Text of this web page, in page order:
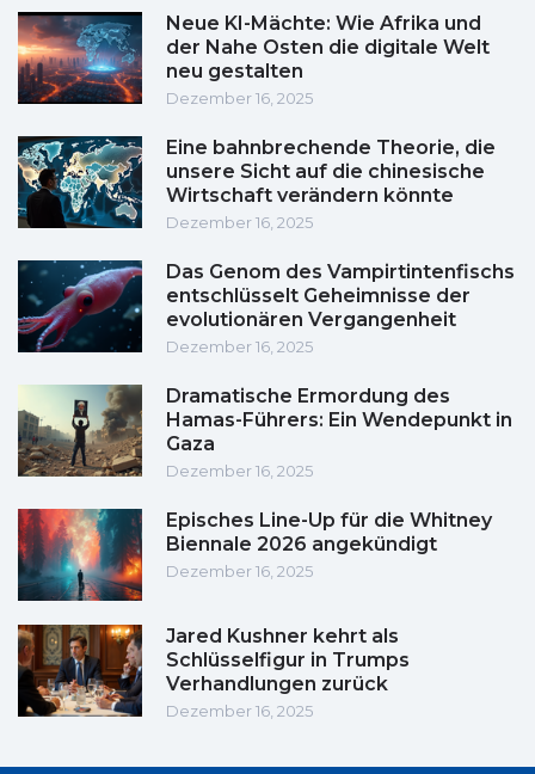
Neue KI-Mächte: Wie Afrika und
der Nahe Osten die digitale Welt
neu gestalten
Dezember 16, 2025
Eine bahnbrechende Theorie, die
unsere Sicht auf die chinesische
Wirtschaft verändern könnte
Dezember 16, 2025
Das Genom des Vampirtintenfischs
entschlüsselt Geheimnisse der
evolutionären Vergangenheit
Dezember 16, 2025
Dramatische Ermordung des
Hamas-Führers: Ein Wendepunkt in
Gaza
Dezember 16, 2025
Episches Line-Up für die Whitney
Biennale 2026 angekündigt
Dezember 16, 2025
Jared Kushner kehrt als
Schlüsselfigur in Trumps
Verhandlungen zurück
Dezember 16, 2025